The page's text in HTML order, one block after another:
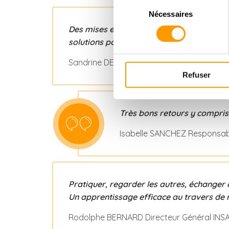
consentement
Nécessaires
Refuser
Des mises en situations hyper réalistes
solutions pour mieux appréhender les
Sandrine DELAYE Dirigeante BRIT’HOTEL
Très bons retours y
Isabelle SANCHEZ
Pratiquer, regarder les autres, échanger
Un apprentissage efficace au travers de
Rodolphe BERNARD Directeur Général